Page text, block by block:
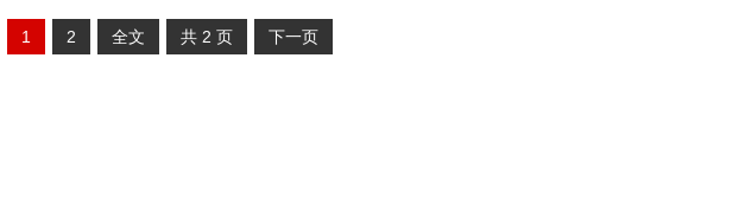
1 2 全文 共 2 页 下一页